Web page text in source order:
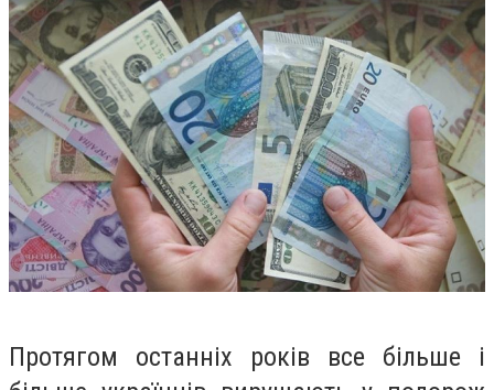
Протягом останніх років все більше і